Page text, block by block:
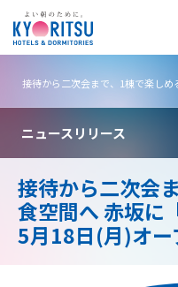
接待から二次会まで、1棟で楽しめ
ニュースリリース
接待から二次会
食空間へ 赤坂に
5月18日(月)オー